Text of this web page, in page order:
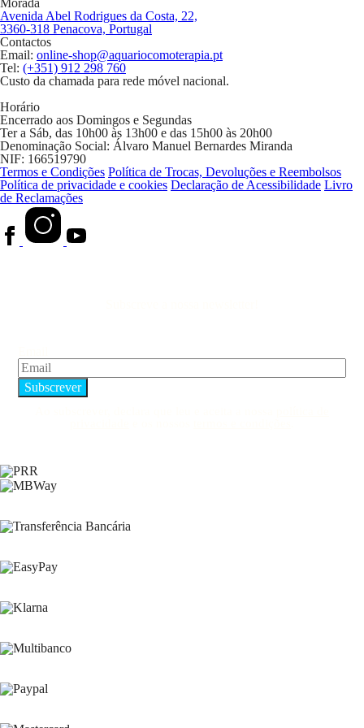
Morada
Avenida Abel Rodrigues da Costa, 22,
3360-318 Penacova, Portugal
Contactos
Email: online-shop@aquariocomoterapia.pt
Tel: (+351) 912 298 760
Custo da chamada para rede móvel nacional.
Horário
Encerrado aos Domingos e Segundas
Ter a Sáb, das 10h00 às 13h00 e das 15h00 às 20h00
Denominação Social: Álvaro Manuel Bernardes Miranda
NIF: 166519790
Termos e Condições Política de Trocas, Devoluções e Reembolsos
Política de privacidade e cookies Declaração de Acessibilidade Livro
de Reclamações